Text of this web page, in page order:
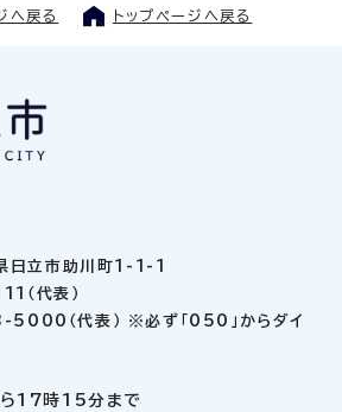
へ戻る トップページへ戻る
立市助川町1-1-1
代表）
（代表） ※必ず「050」からダイ
17時15分まで